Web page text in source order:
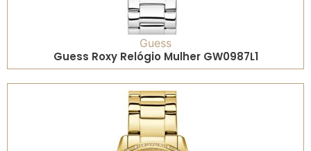
Guess
Guess Roxy Relógio Mulher GW0987L1